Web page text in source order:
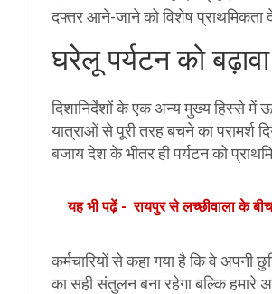
दफ्तर आने-जाने को विशेष प्राथमिकता
घरेलू पर्यटन को
दिशानिर्देशों के एक अन्य मुख्य हिस्से में
यात्राओं से पूरी तरह बचने का परामर्श
बजाय देश के भीतर ही पर्यटन को
यह भी पढ़ें - रायपुर से लच्छीवाला के
कर्मचारियों से कहा गया है कि वे
का सही संतुलन बना रहेगा बल्कि हमारे